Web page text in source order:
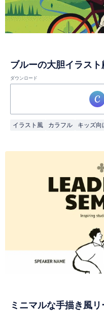
ブルーの大胆イラス
ダウンロード
イラスト風 カラフル キッズ向